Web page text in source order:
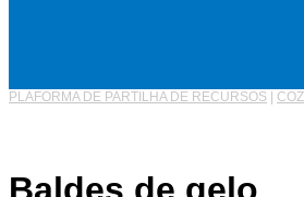
PLAFORMA DE PARTILHA DE RECURSOS